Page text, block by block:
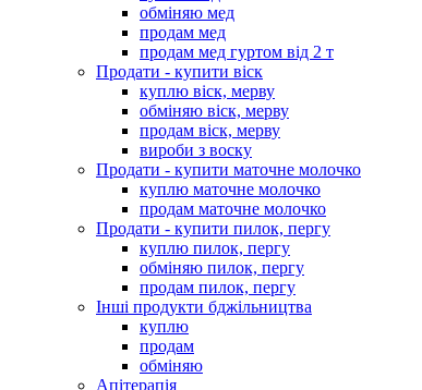
обміняю мед
продам мед
продам мед гуртом від 2 т
Продати - купити віск
куплю віск, мерву
обміняю віск, мерву
продам віск, мерву
вироби з воску
Продати - купити маточне молочко
куплю маточне молочко
продам маточне молочко
Продати - купити пилок, пергу
куплю пилок, пергу
обміняю пилок, пергу
продам пилок, пергу
Інші продукти бджільництва
куплю
продам
обміняю
Апітерапія